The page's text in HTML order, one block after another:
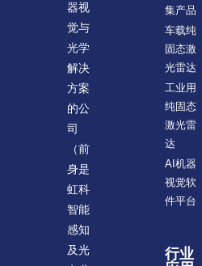
器视
觉与
光学
解决
方案
的公
司
（前
身是
虹科
智能
感知
及光
集产品
车载纯
固态激
光雷达
工业用
纯固态
激光雷
达
AI机器
视觉软
件平台
行业